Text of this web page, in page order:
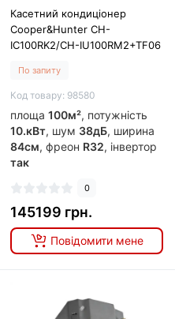
Касетний кондиціонер
Cooper&Hunter CH-
IC100RK2/CH-IU100RM2+TF06
По запиту
Код товару: 98580
площа 100м², потужність
10.кВт, шум 38дБ, ширина
84см, фреон R32, інвертор
так
0
145199 грн.
Повідомити мене